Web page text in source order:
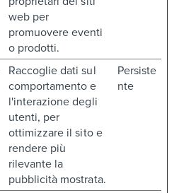
web per
promuovere eventi
o prodotti.
Raccoglie dati sul
comportamento e
l'interazione degli
utenti, per
ottimizzare il sito e
rendere più
rilevante la
pubblicità mostrata.
Persiste
nte